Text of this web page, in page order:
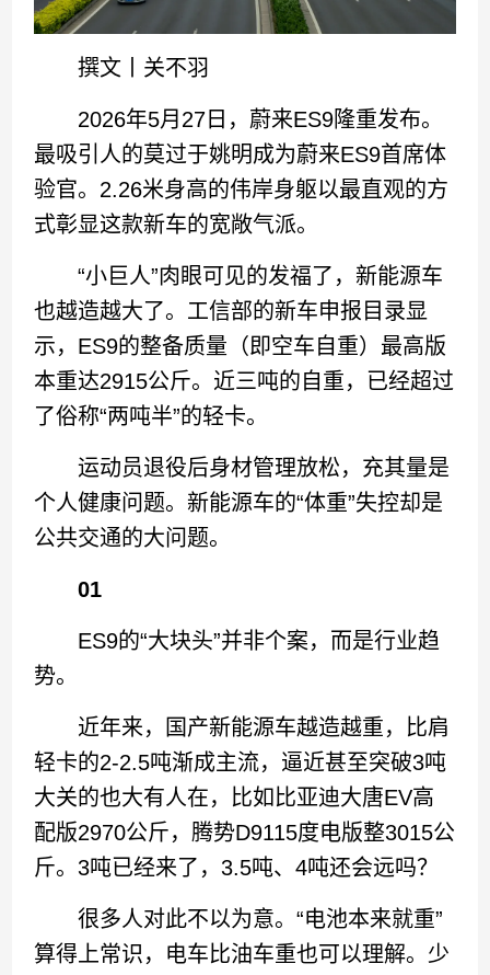
撰文丨关不羽
2026年5月27日，蔚来ES9隆重发布。
最吸引人的莫过于姚明成为蔚来ES9首席体
验官。2.26米身高的伟岸身躯以最直观的方
式彰显这款新车的宽敞气派。
“小巨人”肉眼可见的发福了，新能源车
也越造越大了。工信部的新车申报目录显
示，ES9的整备质量（即空车自重）最高版
本重达2915公斤。近三吨的自重，已经超过
了俗称“两吨半”的轻卡。
运动员退役后身材管理放松，充其量是
个人健康问题。新能源车的“体重”失控却是
公共交通的大问题。
01
ES9的“大块头”并非个案，而是行业趋
势。
近年来，国产新能源车越造越重，比肩
轻卡的2-2.5吨渐成主流，逼近甚至突破3吨
大关的也大有人在，比如比亚迪大唐EV高
配版2970公斤，腾势D9115度电版整3015公
斤。3吨已经来了，3.5吨、4吨还会远吗？
很多人对此不以为意。“电池本来就重”
算得上常识，电车比油车重也可以理解。少